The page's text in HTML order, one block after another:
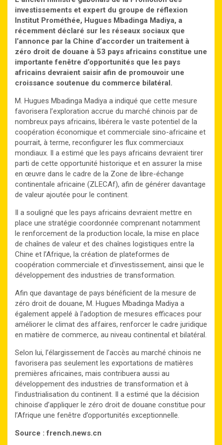
investissements et expert du groupe de réflexion
Institut Prométhée, Hugues Mbadinga Madiya, a
récemment déclaré sur les réseaux sociaux que
l’annonce par la Chine d’accorder un traitement à
zéro droit de douane à 53 pays africains constitue une
importante fenêtre d’opportunités que les pays
africains devraient saisir afin de promouvoir une
croissance soutenue du commerce bilatéral.
M. Hugues Mbadinga Madiya a indiqué que cette mesure
favorisera l’exploration accrue du marché chinois par de
nombreux pays africains, libérera le vaste potentiel de la
coopération économique et commerciale sino-africaine et
pourrait, à terme, reconfigurer les flux commerciaux
mondiaux. Il a estimé que les pays africains devraient tirer
parti de cette opportunité historique et en assurer la mise
en œuvre dans le cadre de la Zone de libre-échange
continentale africaine (ZLECAf), afin de générer davantage
de valeur ajoutée pour le continent.
Il a souligné que les pays africains devraient mettre en
place une stratégie coordonnée comprenant notamment
le renforcement de la production locale, la mise en place
de chaînes de valeur et des chaînes logistiques entre la
Chine et l’Afrique, la création de plateformes de
coopération commerciale et d’investissement, ainsi que le
développement des industries de transformation.
Afin que davantage de pays bénéficient de la mesure de
zéro droit de douane, M. Hugues Mbadinga Madiya a
également appelé à l’adoption de mesures efficaces pour
améliorer le climat des affaires, renforcer le cadre juridique
en matière de commerce, au niveau continental et bilatéral.
Selon lui, l’élargissement de l’accès au marché chinois ne
favorisera pas seulement les exportations de matières
premières africaines, mais contribuera aussi au
développement des industries de transformation et à
l’industrialisation du continent. Il a estimé que la décision
chinoise d’appliquer le zéro droit de douane constitue pour
l’Afrique une fenêtre d’opportunités exceptionnelle.
Source : french.news.cn